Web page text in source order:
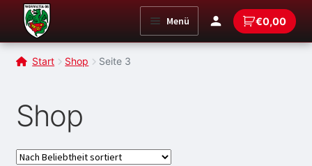
Zur
Navigation
springen
Zum
Inhalt
springen
Menü €0,00
Start Shop Seite 3
Shop